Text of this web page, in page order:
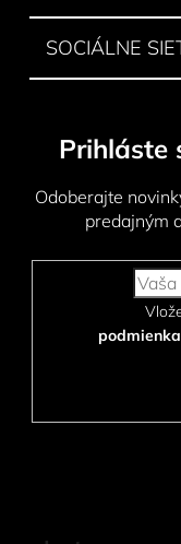
SOCIÁLNE
Prihláste
Odoberajte
predajným